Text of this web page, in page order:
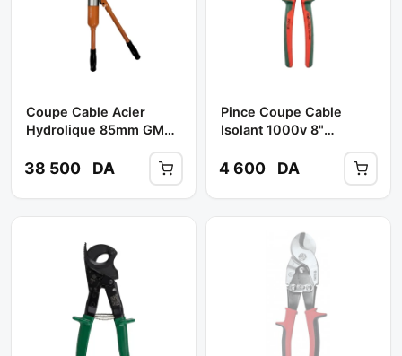
Coupe Cable Acier
Hydrolique 85mm GM
38 500 DA
Pince Coupe Cable
Isolant 1000v 8"
JONNESWAY
4 600 DA